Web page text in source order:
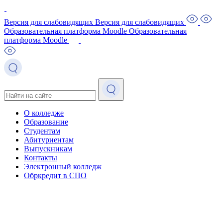
Версия для слабовидящих Версия для слабовидящих
Образовательная платформа Moodle Образовательная
платформа Moodle
О колледже
Образование
Студентам
Абитуриентам
Выпускникам
Контакты
Электронный колледж
Обркредит в СПО